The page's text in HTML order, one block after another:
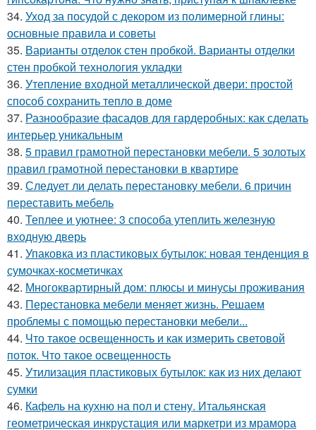
34. Уход за посудой с декором из полимерной глины:
основные правила и советы
35. Варианты отделок стен пробкой. Варианты отделки
стен пробкой технология укладки
36. Утепление входной металлической двери: простой
способ сохранить тепло в доме
37. Разнообразие фасадов для гардеробных: как сделать
интерьер уникальным
38. 5 правил грамотной перестановки мебели. 5 золотых
правил грамотной перестановки в квартире
39. Следует ли делать перестановку мебели. 6 причин
переставить мебель
40. Теплее и уютнее: 3 способа утеплить железную
входную дверь
41. Упаковка из пластиковых бутылок: новая тенденция в
сумочках-косметичках
42. Многоквартирный дом: плюсы и минусы проживания
43. Перестановка мебели меняет жизнь. Решаем
проблемы с помощью перестановки мебели...
44. Что такое освещенность и как измерить световой
поток. Что такое освещенность
45. Утилизация пластиковых бутылок: как из них делают
сумки
46. Кафель на кухню на пол и стену. Итальянская
геометрическая инкрустация или маркетри из мрамора